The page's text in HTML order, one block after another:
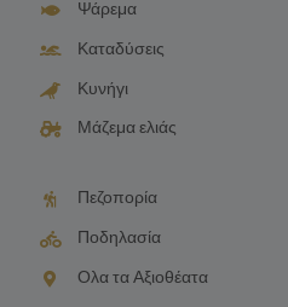
Ψάρεμα
Καταδύσεις
Κυνήγι
Μάζεμα ελιάς
Πεζοπορία
Ποδηλασία
Ολα τα Αξιοθέατα